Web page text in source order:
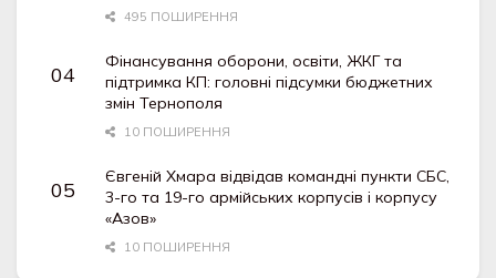
495 ПОШИРЕННЯ
Фінансування оборони, освіти, ЖКГ та
підтримка КП: головні підсумки бюджетних
змін Тернополя
10 ПОШИРЕННЯ
Євгеній Хмара відвідав командні пункти СБС,
3-го та 19-го армійських корпусів і корпусу
«Азов»
10 ПОШИРЕННЯ